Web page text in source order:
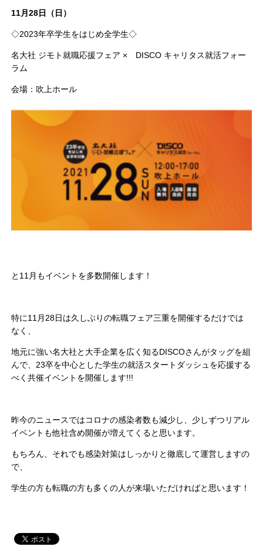
11月28日（日）
◇2023年卒学生をはじめ全学生◇
名大社 ジモト就職応援フェア × DISCO キャリタス就活フォー
ラム
会場：吹上ホール
と11月もイベントを多数開催します！
特に11月28日は久しぶりの転職フェア三重を開催するだけでは
なく、
地元に強い名大社と大手企業を広く知るDISCOさんがタッグを組
んで、23卒を中心とした学生の就活スタートダッシュを応援する
べく共催イベントを開催します!!!
昨今のニュースではコロナの感染者数も減少し、少しずつリアル
イベントも他社含め開催が増えてくると思います。
もちろん、それでも感染対策はしっかりと徹底して運営しますの
で、
学生の方も転職の方も多くの人が来場いただければと思います！